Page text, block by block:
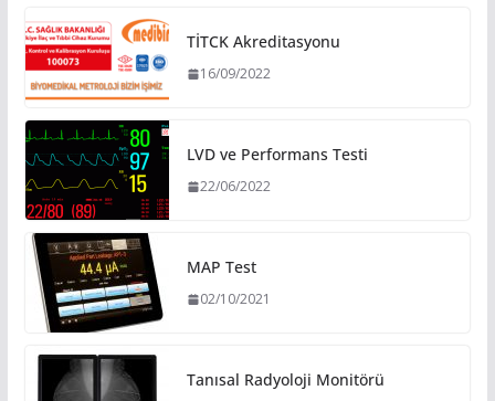
TİTCK Akreditasyonu
16/09/2022
LVD ve Performans Testi
22/06/2022
MAP Test
02/10/2021
Tanısal Radyoloji Monitörü